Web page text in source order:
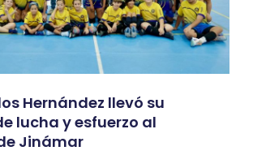
Hernández llevó su
lucha y esfuerzo al
Jinámar